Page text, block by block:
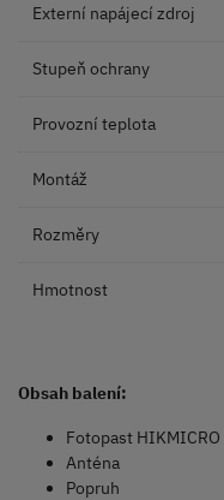
Externí napájecí zdroj
Stupeň ochrany
Provozní teplota
Montáž
Rozměry
Hmotnost
Obsah balení:
Fotopast
Anténa
Popruh